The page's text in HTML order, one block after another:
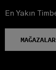
En Yakın